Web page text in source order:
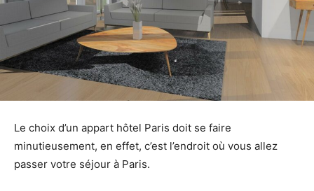
Le choix d’un appart hôtel Paris doit se faire
minutieusement, en effet, c’est l’endroit où vous allez
passer votre séjour à Paris.